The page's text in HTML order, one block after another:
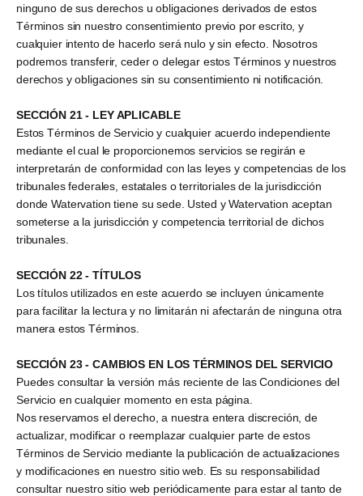
ninguno de sus derechos u obligaciones derivados de estos
Términos sin nuestro consentimiento previo por escrito, y
cualquier intento de hacerlo será nulo y sin efecto. Nosotros
podremos transferir, ceder o delegar estos Términos y nuestros
derechos y obligaciones sin su consentimiento ni notificación.
SECCIÓN 21 - LEY APLICABLE
Estos Términos de Servicio y cualquier acuerdo independiente
mediante el cual le proporcionemos servicios se regirán e
interpretarán de conformidad con las leyes y competencias de los
tribunales federales, estatales o territoriales de la jurisdicción
donde Watervation tiene su sede. Usted y Watervation aceptan
someterse a la jurisdicción y competencia territorial de dichos
tribunales.
SECCIÓN 22 - TÍTULOS
Los títulos utilizados en este acuerdo se incluyen únicamente
para facilitar la lectura y no limitarán ni afectarán de ninguna otra
manera estos Términos.
SECCIÓN 23 - CAMBIOS EN LOS TÉRMINOS DEL SERVICIO
Puedes consultar la versión más reciente de las Condiciones del
Servicio en cualquier momento en esta página.
Nos reservamos el derecho, a nuestra entera discreción, de
actualizar, modificar o reemplazar cualquier parte de estos
Términos de Servicio mediante la publicación de actualizaciones
y modificaciones en nuestro sitio web. Es su responsabilidad
consultar nuestro sitio web periódicamente para estar al tanto de